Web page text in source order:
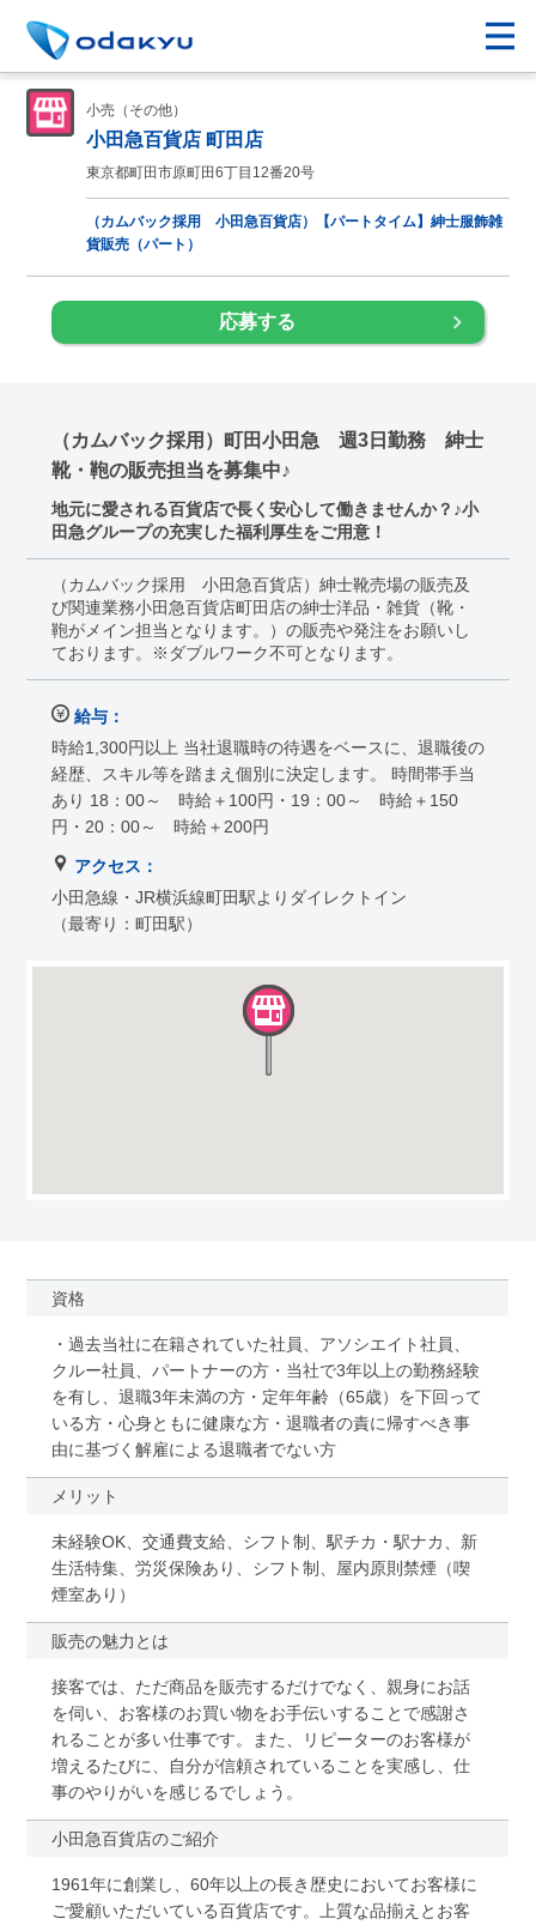
小売（その他）
小田急百貨店 町田店
東京都町田市原町田6丁目12番20号
（カムバック採用 小田急百貨店）【パートタイム】紳士服飾雑
貨販売（パート）
応募する
（カムバック採用）町田小田急 週3日勤務 紳士
靴・鞄の販売担当を募集中♪
地元に愛される百貨店で長く安心して働きませんか？♪小
田急グループの充実した福利厚生をご用意！
（カムバック採用 小田急百貨店）紳士靴売場の販売及
び関連業務小田急百貨店町田店の紳士洋品・雑貨（靴・
鞄がメイン担当となります。）の販売や発注をお願いし
ております。※ダブルワーク不可となります。
給与：
時給1,300円以上 当社退職時の待遇をベースに、退職後の
経歴、スキル等を踏まえ個別に決定します。 時間帯手当
あり 18：00～ 時給＋100円・19：00～ 時給＋150
円・20：00～ 時給＋200円
アクセス：
小田急線・JR横浜線町田駅よりダイレクトイン
（最寄り：町田駅）
資格
・過去当社に在籍されていた社員、アソシエイト社員、
クルー社員、パートナーの方・当社で3年以上の勤務経験
を有し、退職3年未満の方・定年年齢（65歳）を下回って
いる方・心身ともに健康な方・退職者の責に帰すべき事
由に基づく解雇による退職者でない方
メリット
未経験OK、交通費支給、シフト制、駅チカ・駅ナカ、新
生活特集、労災保険あり、シフト制、屋内原則禁煙（喫
煙室あり）
販売の魅力とは
接客では、ただ商品を販売するだけでなく、親身にお話
を伺い、お客様のお買い物をお手伝いすることで感謝さ
れることが多い仕事です。また、リピーターのお客様が
増えるたびに、自分が信頼されていることを実感し、仕
事のやりがいを感じるでしょう。
小田急百貨店のご紹介
1961年に創業し、60年以上の長き歴史においてお客様に
ご愛顧いただいている百貨店です。上質な品揃えとお客